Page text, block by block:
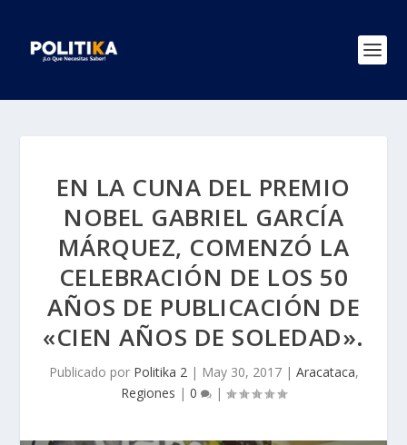
EN LA CUNA DEL PREMIO
NOBEL GABRIEL GARCÍA
MÁRQUEZ, COMENZÓ LA
CELEBRACIÓN DE LOS 50
AÑOS DE PUBLICACIÓN DE
«CIEN AÑOS DE SOLEDAD».
Publicado por Politika 2| May 30, 2017| Aracataca,
Regiones | 0 |